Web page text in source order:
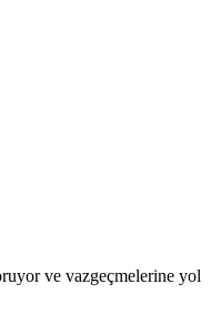
ve vazgeçmelerine yol